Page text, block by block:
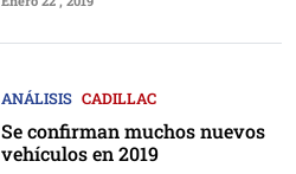
ANÁLISIS CADILLAC
Se confirman muchos nuevos
vehículos en 2019